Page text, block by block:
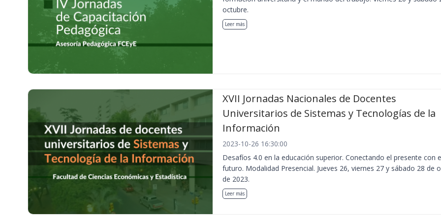
octubre.
Leer más
XVII Jornadas Nacionales de Docentes
Universitarios de Sistemas y Tecnologías de la
Información
2023-10-26 16:30:00
Desafíos 4.0 en la educación superior. Conectando el presente con
futuro. Modalidad Presencial. Jueves 26, viernes 27 y sábado 28 de
de 2023.
Leer más